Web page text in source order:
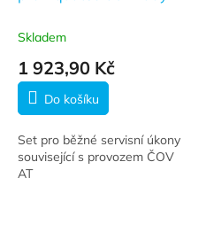
Skladem
1 923,90 Kč
Do košíku
Set pro běžné servisní úkony
související s provozem ČOV
AT